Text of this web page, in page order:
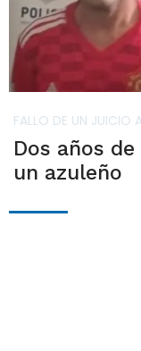
FALLO DE UN JUICIO
Dos años
un azuleño